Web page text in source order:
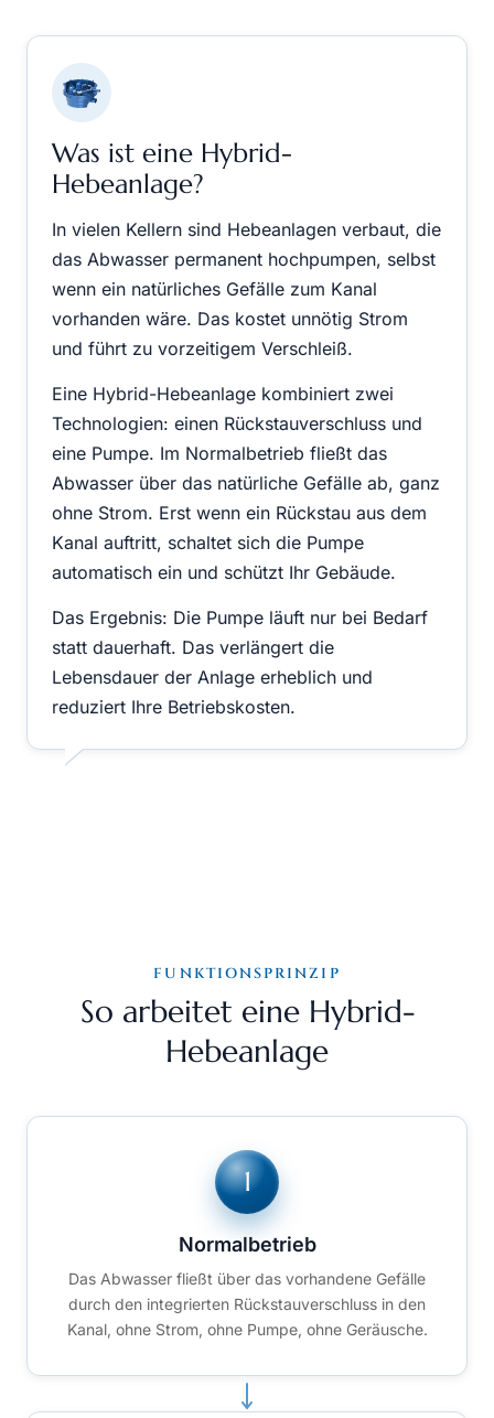
Was ist eine Hybrid-
Hebeanlage?
In vielen Kellern sind Hebeanlagen verbaut, die
das Abwasser permanent hochpumpen, selbst
wenn ein natürliches Gefälle zum Kanal
vorhanden wäre. Das kostet unnötig Strom
und führt zu vorzeitigem Verschleiß.
Eine Hybrid-Hebeanlage kombiniert zwei
Technologien: einen Rückstauverschluss und
eine Pumpe. Im Normalbetrieb fließt das
Abwasser über das natürliche Gefälle ab, ganz
ohne Strom. Erst wenn ein Rückstau aus dem
Kanal auftritt, schaltet sich die Pumpe
automatisch ein und schützt Ihr Gebäude.
Das Ergebnis: Die Pumpe läuft nur bei Bedarf
statt dauerhaft. Das verlängert die
Lebensdauer der Anlage erheblich und
reduziert Ihre Betriebskosten.
FUNKTIONSPRINZIP
So arbeitet eine Hybrid-
Hebeanlage
Normalbetrieb
Das Abwasser fließt über das vorhandene Gefälle
durch den integrierten Rückstauverschluss in den
Kanal, ohne Strom, ohne Pumpe, ohne Geräusche.